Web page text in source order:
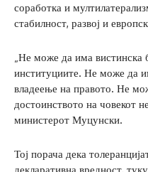
соработка и
стабилност, развој и
„Не може да има вистинска
институциите. Не може да
владеење на правото. Не
достоинството на човекот
министерот Муцунски.
Тој порача дека